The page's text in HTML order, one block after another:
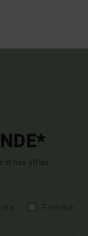
et nos offres